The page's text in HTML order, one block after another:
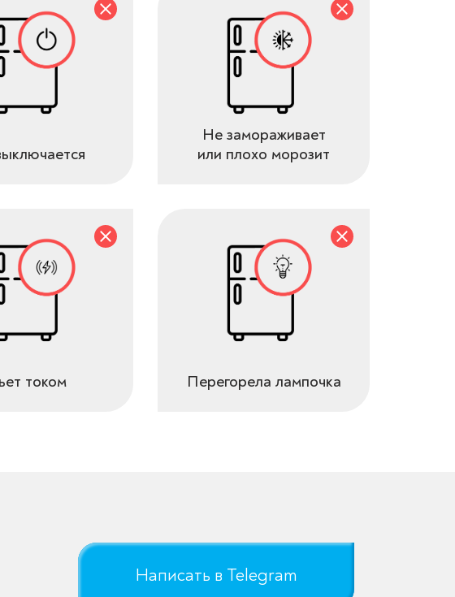
Не замораживает
или плохо морозит
током Перегорела лампочка
Написать в Telegram